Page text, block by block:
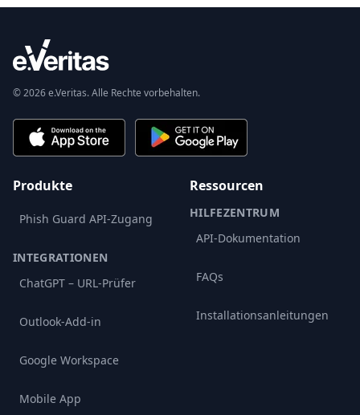
© 2026 e.Veritas. Alle Rechte vorbehalten.
Produkte
Phish Guard API-Zugang
INTEGRATIONEN
ChatGPT – URL-Prüfer
Outlook-Add-in
Google Workspace
Mobile App
Ressourcen
HILFEZENTRUM
API-Dokumentation
FAQs
Installationsanleitungen